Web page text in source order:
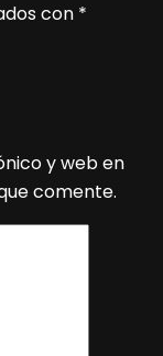
con *
y web en
comente.